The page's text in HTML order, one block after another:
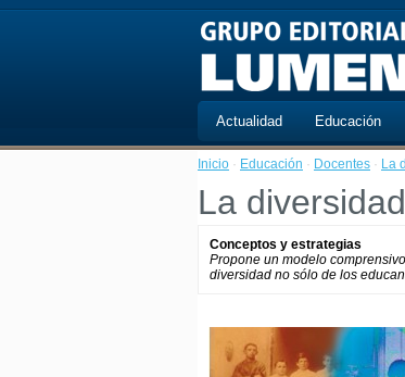
Actualidad Educación
Inicio · Educación · Docentes · La
La
Conceptos y estrategias
Propone un modelo
diversidad no sólo de los